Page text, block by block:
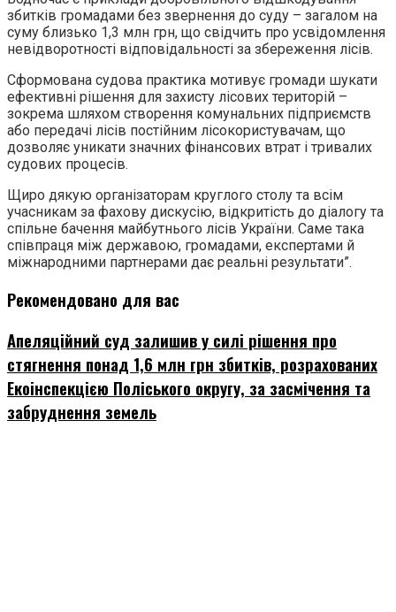
збитків громадами без звернення до суду – загалом на
суму близько 1,3 млн грн, що свідчить про усвідомлення
невідворотності відповідальності за збереження лісів.
Сформована судова практика мотивує громади шукати
ефективні рішення для захисту лісових територій –
зокрема шляхом створення комунальних підприємств
або передачі лісів постійним лісокористувачам, що
дозволяє уникати значних фінансових втрат і тривалих
судових процесів.
Щиро дякую організаторам круглого столу та всім
учасникам за фахову дискусію, відкритість до діалогу та
спільне бачення майбутнього лісів України. Саме така
співпраця між державою, громадами, експертами й
міжнародними партнерами дає реальні результати”.
Рекомендовано для вас
Апеляційний суд залишив у силі рішення про
стягнення понад 1,6 млн грн збитків, розрахованих
Екоінспекцією Поліського округу, за засмічення та
забруднення земель